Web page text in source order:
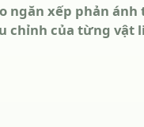
ngăn xếp phản ánh
chỉnh của từng vật